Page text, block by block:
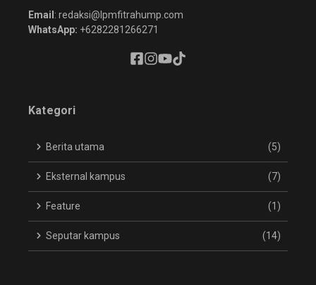
Email : redaksi@lpmfitrahump.com
WhatsApp: +6282281266271
Kategori
Berita utama (5)
Eksternal kampus (7)
Feature (1)
Seputar kampus (14)